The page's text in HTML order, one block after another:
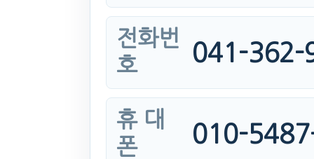
전화번
호
041-362-
휴 대
폰
010-